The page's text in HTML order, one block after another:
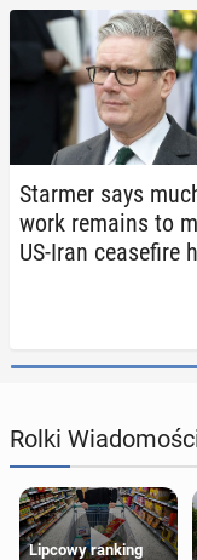
Starmer says
work remains to
US-Iran cease­fire
Rolki
Lipcowy ranking